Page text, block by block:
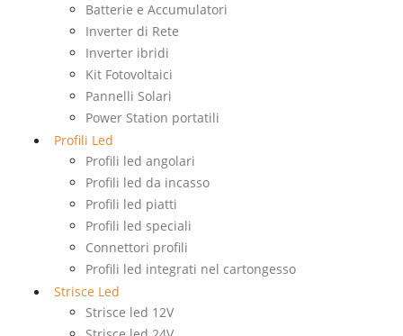
Batterie e Accumulatori
Inverter di Rete
Inverter ibridi
Kit Fotovoltaici
Pannelli Solari
Power Station portatili
Profili Led
Profili led angolari
Profili led da incasso
Profili led piatti
Profili led speciali
Connettori profili
Profili led integrati nel cartongesso
Strisce Led
Strisce led 12V